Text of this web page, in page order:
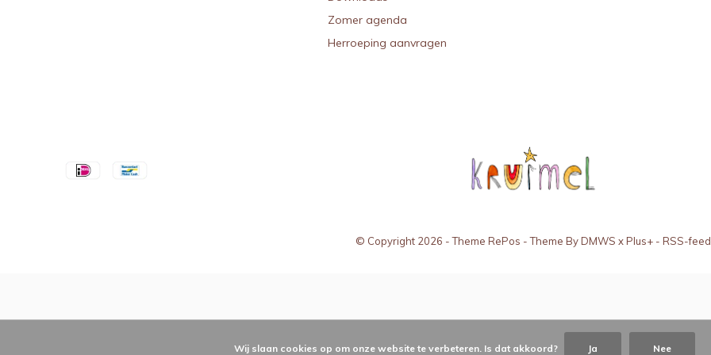
Zomer agenda
Herroeping aanvragen
© Copyright 2026 - Theme RePos - Theme ByDMWS xPlus+ - RSS-feed
Wij slaan cookies op om onze website te verbeteren. Is dat akkoord? Ja Nee